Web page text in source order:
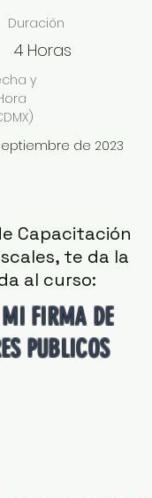
Duración
4 Horas
y
de 2023
Capacitación
te da la
al curso:
FIRMA DE
PUBLICOS